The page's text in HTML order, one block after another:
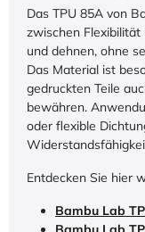
Das TPU 85A von
zwischen Flexibilität
und dehnen, ohne
Das Material ist
gedruckten Teile
bewähren.
oder flexible
Entdecken Sie hier
Bambu Lab